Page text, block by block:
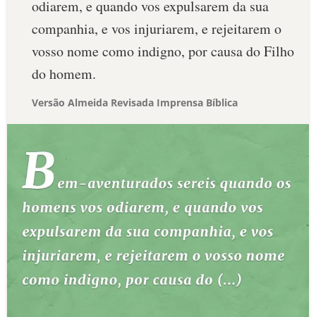
odiarem, e quando vos expulsarem da sua
companhia, e vos injuriarem, e rejeitarem o
vosso nome como indigno, por causa do Filho
do homem.
Versão Almeida Revisada Imprensa Bíblica